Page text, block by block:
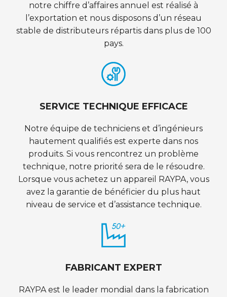
notre chiffre d’affaires annuel est réalisé à
l’exportation et nous disposons d’un réseau
stable de distributeurs répartis dans plus de 100
pays.
SERVICE TECHNIQUE EFFICACE
Notre équipe de techniciens et d’ingénieurs
hautement qualifiés est experte dans nos
produits. Si vous rencontrez un problème
technique, notre priorité sera de le résoudre.
Lorsque vous achetez un appareil RAYPA, vous
avez la garantie de bénéficier du plus haut
niveau de service et d’assistance technique.
FABRICANT EXPERT
RAYPA est le leader mondial dans la fabrication